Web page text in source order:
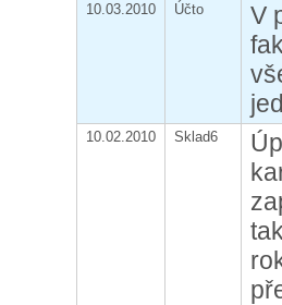
10.03.2010 Účto
V
10.02.2010 Sklad6